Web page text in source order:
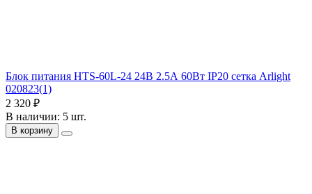
Блок питания HTS-60L-24 24В 2.5А 60Вт IP20 сетка Arlight
020823(1)
2 320 ₽
В наличии: 5 шт.
В корзину